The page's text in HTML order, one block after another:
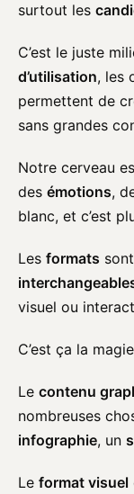
surtout les
C’est le juste
d’utilisation, les
permettent de
sans grandes
Notre cerveau
des émotions,
blanc, et c’est
Les formats sont
visuel ou
C’est ça la
Le contenu
nombreuses
infographie, un
Le format visuel